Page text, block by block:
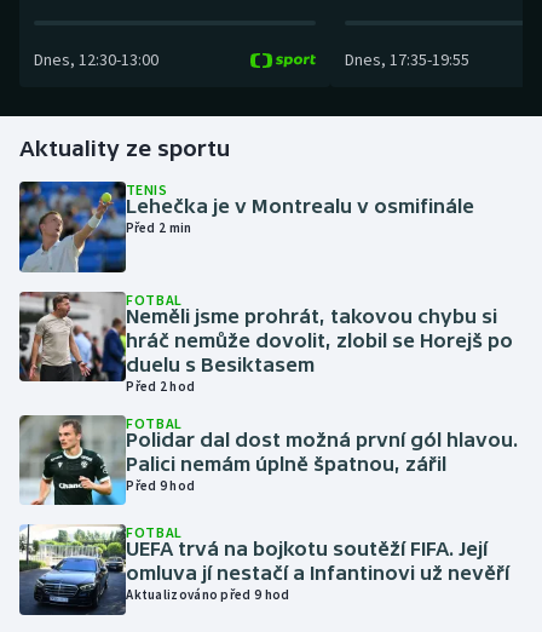
Box
Curling
Dostihy
Florbal
Futsal
Golf
Gymnastika
Házená
Jezdectví
Judo
Dnes, 12:30-13:00 Dnes, 17:35-19:55
Aktuality ze sportu
TENIS
Lehečka je v Montrealu v osmifinále
Před 2 min
FOTBAL
Neměli jsme prohrát, takovou chybu si
hráč nemůže dovolit, zlobil se Horejš po
duelu s Besiktasem
Před 2 hod
FOTBAL
Polidar dal dost možná první gól hlavou.
Palici nemám úplně špatnou, zářil
Před 9 hod
FOTBAL
UEFA trvá na bojkotu soutěží FIFA. Její
omluva jí nestačí a Infantinovi už nevěří
Aktualizováno před 9 hod